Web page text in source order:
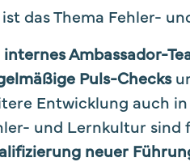
das Thema Fehler-
internes Ambassador-
Puls-Checks
Entwicklung auch
und Lernkultur sind
neuer